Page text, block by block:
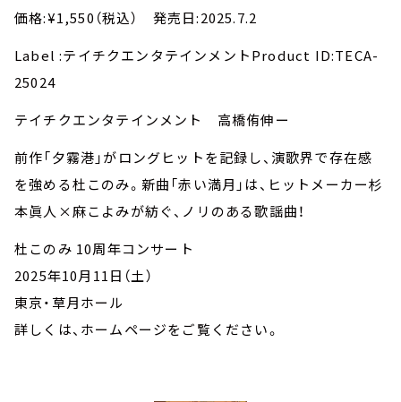
価格:¥1,550（税込） 発売日:2025.7.2
Label :テイチクエンタテインメントProduct ID:TECA-
25024
テイチクエンタテインメント 高橋侑伸ー
前作「夕霧港」がロングヒットを記録し、演歌界で存在感
を強める杜このみ。新曲「赤い満月」は、ヒットメーカー杉
本眞人×麻こよみが紡ぐ、ノリのある歌謡曲！
杜このみ 10周年コンサート
2025年10月11日（土）
東京・草月ホール
詳しくは、ホームページをご覧ください。